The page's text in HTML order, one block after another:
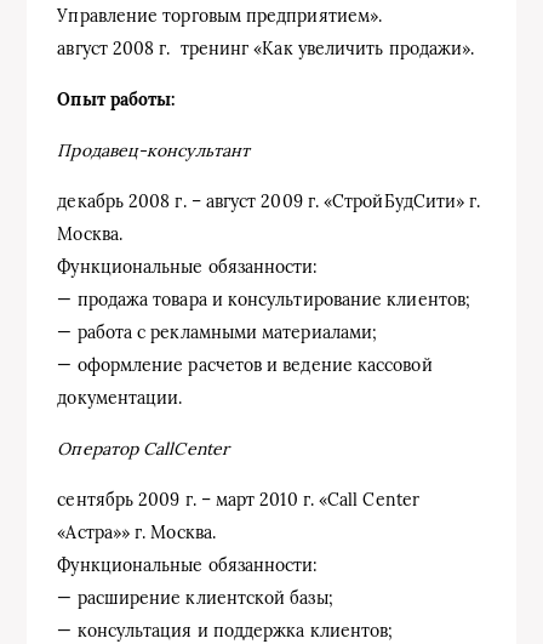
Управление торговым предприятием».
август 2008 г. тренинг «Как увеличить продажи».
Опыт работы:
Продавец-консультант
декабрь 2008 г. – август 2009 г. «СтройБудСити» г.
Москва.
Функциональные обязанности:
— продажа товара и консультирование клиентов;
— работа с рекламными материалами;
— оформление расчетов и ведение кассовой
документации.
Оператор CallCenter
сентябрь 2009 г. – март 2010 г. «Call Center
«Астра»» г. Москва.
Функциональные обязанности:
— расширение клиентской базы;
— консультация и поддержка клиентов;